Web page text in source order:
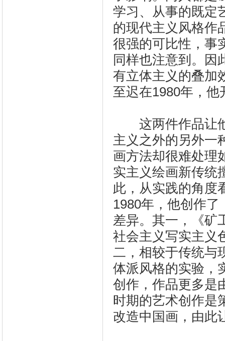
学习、从事的既定
的现代主义风格作
很强的可比性，事
同样也注意到。因
有立体主义的叠加
至迟在1980年，
这两件作品让他
主义之外的另外一
画方法却很难处理
实主义绘画新传统
此，从实践的角度
1980年，他创作
差异。其一，《矿
社会主义写实主义
二，相较于传统与
体派风格的实验，
创作，作品更多是
时期的艺术创作是
改造中国画，由此